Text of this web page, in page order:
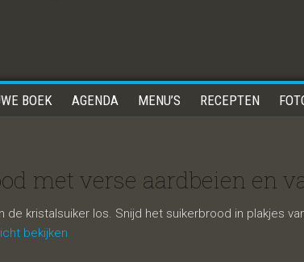
met
BOEK AGENDA MENU’S RECEPTEN
met verse aardbeien en
kristalsuiker los. Snijd het suikerbrood in plakjes
bekijken